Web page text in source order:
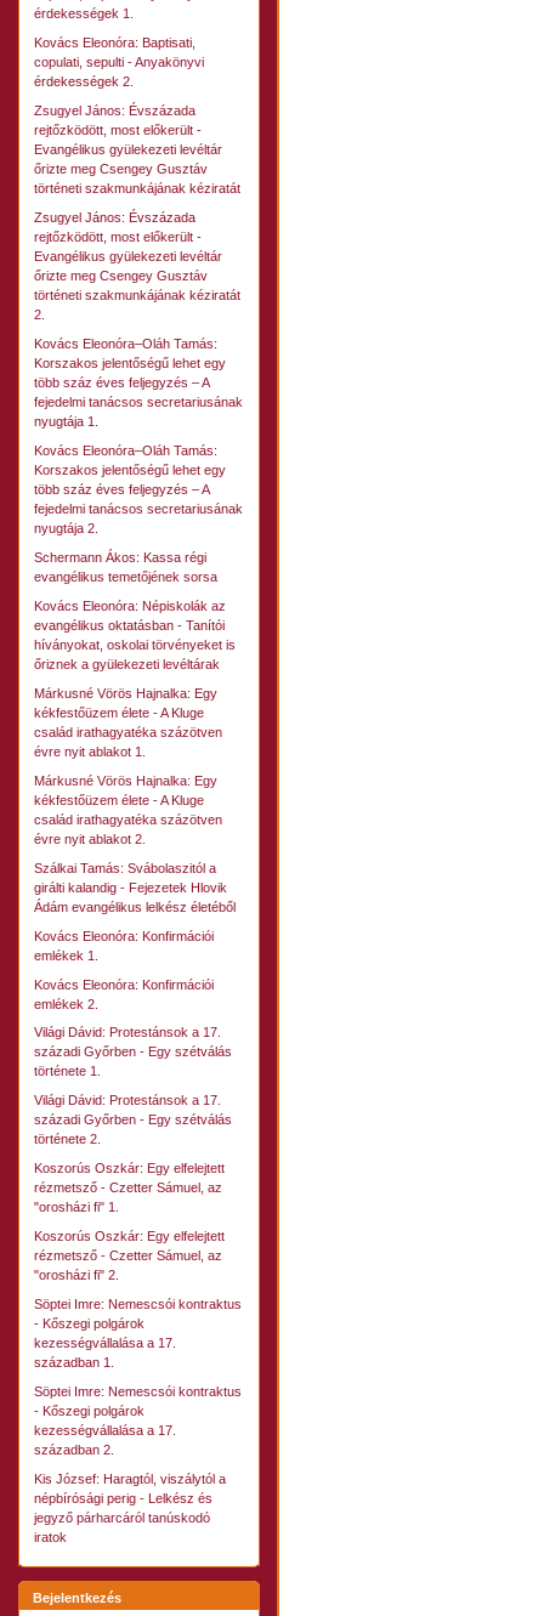
érdekességek 1.
Kovács Eleonóra: Baptisati,
copulati, sepulti - Anyakönyvi
érdekességek 2.
Zsugyel János: Évszázada
rejtőzködött, most előkerült -
Evangélikus gyülekezeti levéltár
őrizte meg Csengey Gusztáv
történeti szakmunkájának kéziratát
Zsugyel János: Évszázada
rejtőzködött, most előkerült -
Evangélikus gyülekezeti levéltár
őrizte meg Csengey Gusztáv
történeti szakmunkájának kéziratát
2.
Kovács Eleonóra–Oláh Tamás:
Korszakos jelentőségű lehet egy
több száz éves feljegyzés – A
fejedelmi tanácsos secretariusának
nyugtája 1.
Kovács Eleonóra–Oláh Tamás:
Korszakos jelentőségű lehet egy
több száz éves feljegyzés – A
fejedelmi tanácsos secretariusának
nyugtája 2.
Schermann Ákos: Kassa régi
evangélikus temetőjének sorsa
Kovács Eleonóra: Népiskolák az
evangélikus oktatásban - Tanítói
híványokat, oskolai törvényeket is
őriznek a gyülekezeti levéltárak
Márkusné Vörös Hajnalka: Egy
kékfestőüzem élete - A Kluge
család irathagyatéka százötven
évre nyit ablakot 1.
Márkusné Vörös Hajnalka: Egy
kékfestőüzem élete - A Kluge
család irathagyatéka százötven
évre nyit ablakot 2.
Szálkai Tamás: Svábolaszitól a
girálti kalandig - Fejezetek Hlovik
Ádám evangélikus lelkész életéből
Kovács Eleonóra: Konfirmációi
emlékek 1.
Kovács Eleonóra: Konfirmációi
emlékek 2.
Világi Dávid: Protestánsok a 17.
századi Győrben - Egy szétválás
története 1.
Világi Dávid: Protestánsok a 17.
századi Győrben - Egy szétválás
története 2.
Koszorús Oszkár: Egy elfelejtett
rézmetsző - Czetter Sámuel, az
"orosházi fi" 1.
Koszorús Oszkár: Egy elfelejtett
rézmetsző - Czetter Sámuel, az
"orosházi fi" 2.
Söptei Imre: Nemescsói kontraktus
- Kőszegi polgárok
kezességvállalása a 17.
században 1.
Söptei Imre: Nemescsói kontraktus
- Kőszegi polgárok
kezességvállalása a 17.
században 2.
Kis József: Haragtól, viszálytól a
népbírósági perig - Lelkész és
jegyző párharcáról tanúskodó
iratok
Bejelentkezés